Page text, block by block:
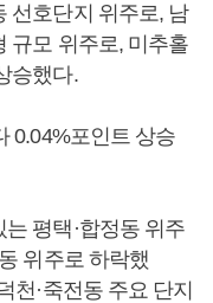
선호단지 위주로, 남
규모 위주로, 미추홀
승했다.
0.04%포인트 상승
평택·합정동 위주
위주로 하락했
천·죽전동 주요 단지